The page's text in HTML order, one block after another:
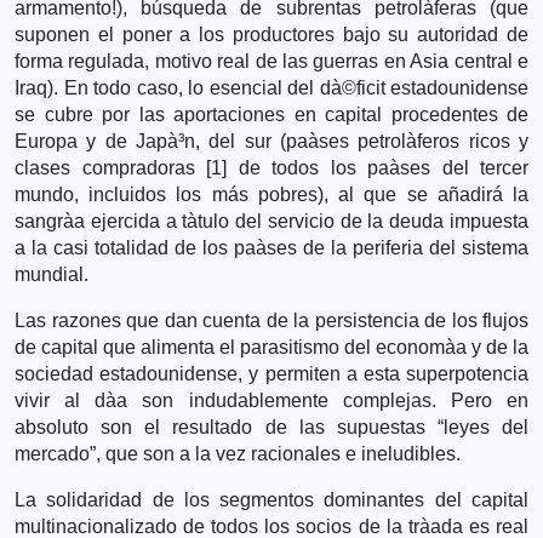
armamento!), búsqueda de subrentas petrolà­feras (que
suponen el poner a los productores bajo su autoridad de
forma regulada, motivo real de las guerras en Asia central e
Iraq). En todo caso, lo esencial del dà©ficit estadounidense
se cubre por las aportaciones en capital procedentes de
Europa y de Japà³n, del sur (paà­ses petrolà­feros ricos y
clases compradoras [1] de todos los paà­ses del tercer
mundo, incluidos los más pobres), al que se añadirá la
sangrà­a ejercida a tà­tulo del servicio de la deuda impuesta
a la casi totalidad de los paà­ses de la periferia del sistema
mundial.
Las razones que dan cuenta de la persistencia de los flujos
de capital que alimenta el parasitismo del economà­a y de la
sociedad estadounidense, y permiten a esta superpotencia
vivir al dà­a son indudablemente complejas. Pero en
absoluto son el resultado de las supuestas “leyes del
mercado”, que son a la vez racionales e ineludibles.
La solidaridad de los segmentos dominantes del capital
multinacionalizado de todos los socios de la trà­ada es real